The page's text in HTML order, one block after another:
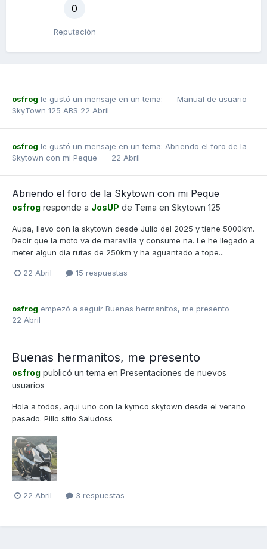
0
Reputación
osfrog le gustó un mensaje en un tema:
Manual de usuario
SkyTown 125 ABS 22 Abril
osfrog le gustó un mensaje en un tema: Abriendo el foro de la
Skytown con mi Peque
22 Abril
Abriendo el foro de la Skytown con mi Peque
osfrog responde a JosUP de Tema en Skytown 125
Aupa, llevo con la skytown desde Julio del 2025 y tiene 5000km.
Decir que la moto va de maravilla y consume na. Le he llegado a
meter algun dia rutas de 250km y ha aguantado a tope...
22 Abril 15 respuestas
osfrog empezó a seguir Buenas hermanitos, me presento
22 Abril
Buenas hermanitos, me presento
osfrog publicó un tema en Presentaciones de nuevos
usuarios
Hola a todos, aqui uno con la kymco skytown desde el verano
pasado. Pillo sitio Saludoss
22 Abril 3 respuestas